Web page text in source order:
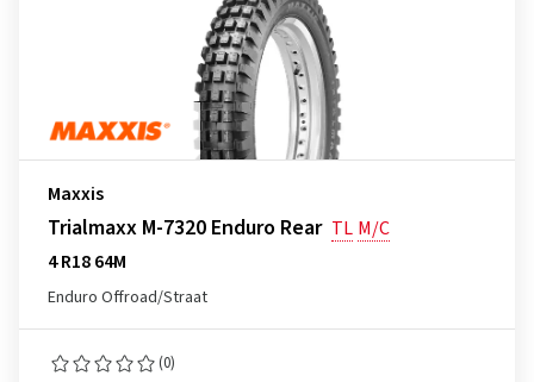
Maxxis
Trialmaxx M-7320 Enduro Rear TL M/C
4 R18 64M
Enduro Offroad/Straat
(0)